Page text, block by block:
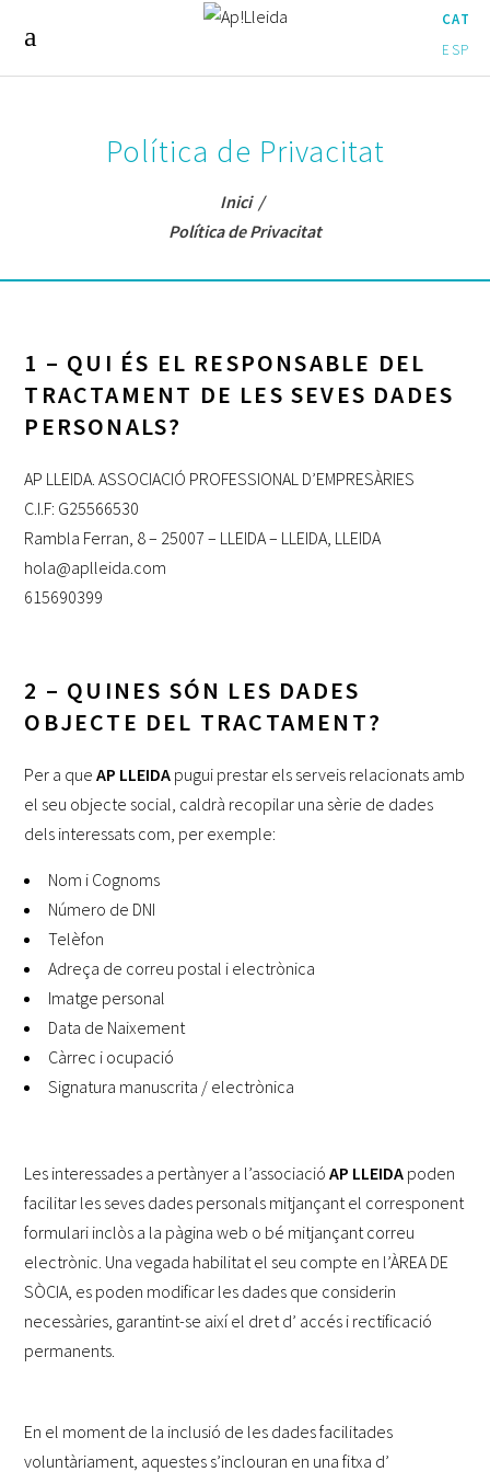
CAT
ESP
Política de Privacitat
Inici/
Política de Privacitat
1 – QUI ÉS EL RESPONSABLE DEL
TRACTAMENT DE LES SEVES DADES
PERSONALS?
AP LLEIDA. ASSOCIACIÓ PROFESSIONAL D’EMPRESÀRIES
C.I.F: G25566530
Rambla Ferran, 8 – 25007 – LLEIDA – LLEIDA, LLEIDA
hola@aplleida.com
615690399
2 – QUINES SÓN LES DADES
OBJECTE DEL TRACTAMENT?
Per a queAP LLEIDA pugui prestar els serveis relacionats amb
el seu objecte social, caldrà recopilar una sèrie de dades
dels interessats com, per exemple:
Nom i Cognoms
Número de DNI
Telèfon
Adreça de correu postal i electrònica
Imatge personal
Data de Naixement
Càrrec i ocupació
Signatura manuscrita / electrònica
Les interessades a pertànyer a l’associacióAP LLEIDA poden
facilitar les seves dades personals mitjançant el corresponent
formulari inclòs a la pàgina web o bé mitjançant correu
electrònic. Una vegada habilitat el seu compte en l’ÀREA DE
SÒCIA, es poden modificar les dades que considerin
necessàries, garantint-se així el dret d’ accés i rectificació
permanents.
En el moment de la inclusió de les dades facilitades
voluntàriament, aquestes s’inclouran en una fitxa d’